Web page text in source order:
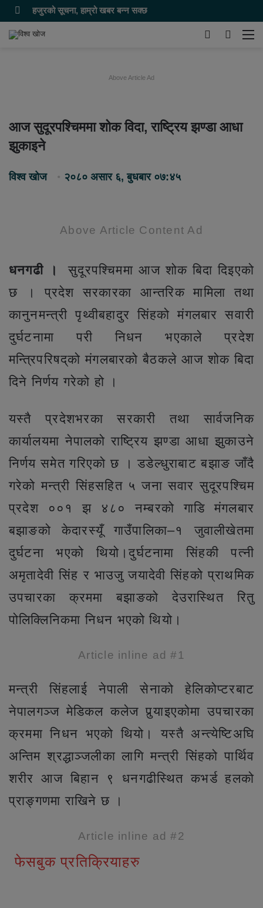
हजुरको सूचना, हाम्रो खबर बन्न सक्छ
समाचार
Switch
Above Article Ad
आज सुदूरपश्चिममा शोक विदा, राष्ट्रिय झण्डा आधा
झुकाइने
विश्व खोज २०८० असार ६, बुधबार ०७:४५
Above Article Content Ad
धनगढी ।
सुदूरपश्चिममा आज शोक बिदा दिइएको
छ । प्रदेश सरकारका आन्तरिक मामिला तथा
कानुनमन्त्री पृथ्वीबहादुर सिंहको मंगलबार सवारी
दुर्घटनामा परी निधन भएकाले प्रदेश
मन्त्रिपरिषद्‌को मंगलबारको बैठकले आज शोक बिदा
दिने निर्णय गरेको हो ।
यस्तै प्रदेशभरका सरकारी तथा सार्वजनिक
कार्यालयमा नेपालको राष्ट्रिय झण्डा आधा झुकाउने
निर्णय समेत गरिएको छ । डडेल्धुराबाट बझाङ जाँदै
गरेको मन्त्री सिंहसहित ५ जना सवार सुदूरपश्चिम
प्रदेश ००१ झ ४८० नम्बरको गाडि मंगलबार
बझाङको केदारस्यूँ गाउँपालिका–१ जुवालीखेतमा
दुर्घटना भएको थियो।दुर्घटनामा सिंहकी पत्नी
अमृतादेवी सिंह र भाउजु जयादेवी सिंहको प्राथमिक
उपचारका क्रममा बझाङको देउरास्थित रितु
पोलिक्लिनिकमा निधन भएको थियो।
Article inline ad #1
मन्त्री सिंहलाई नेपाली सेनाको हेलिकोप्टरबाट
नेपालगञ्ज मेडिकल कलेज पुर्‍याइएकोमा उपचारका
क्रममा निधन भएको थियो। यस्तै अन्त्येष्टिअघि
अन्तिम श्रद्धाञ्जलीका लागि मन्त्री सिंहको पार्थिव
शरीर आज बिहान ९ धनगढीस्थित कभर्ड हलको
प्राङ्गणमा राखिने छ ।
Article inline ad #2
फेसबुक प्रतिक्रियाहरु